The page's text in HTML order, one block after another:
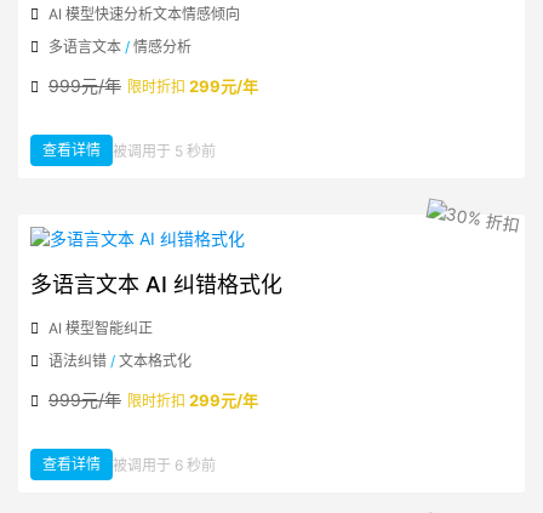
AI 模型快速分析文本情感倾向
多语言文本 / 情感分析
999元/年 限时折扣 299元/年
查看详情：多语言文本 AI 情感分析
被调用于 5 秒前
多语言文本 AI 纠错格式化
AI 模型智能纠正
语法纠错 / 文本格式化
999元/年 限时折扣 299元/年
查看详情：多语言文本 AI 纠错格式化
被调用于 6 秒前